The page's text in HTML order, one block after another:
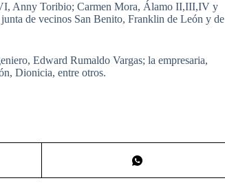
Anny Toribio; Carmen Mora, Álamo II,III,IV y
de vecinos San Benito, Franklin de León y de
Edward Rumaldo Vargas; la empresaria,
Dionicia, entre otros.